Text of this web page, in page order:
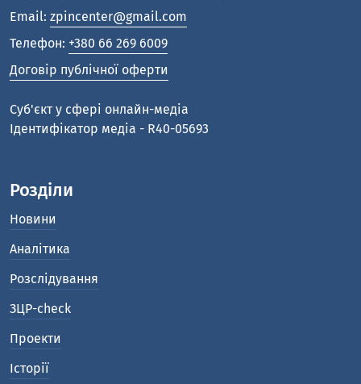
Email: zpincenter@gmail.com
Телефон: +380 66 269 6009
Договір публічної оферти
Cуб'єкт у сфері онлайн-медіа
Ідентифікатор медіа - R40-05693
Розділи
Новини
Аналітика
Розслідування
ЗЦР-check
Проекти
Історії